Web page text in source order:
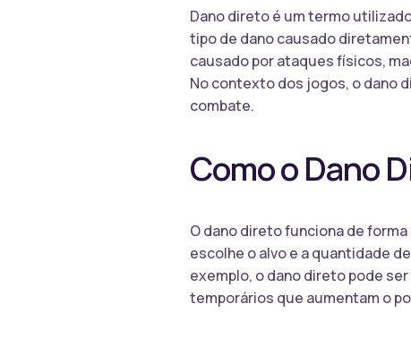
Dano direto é um termo
tipo de dano causado
causado por ataques físicos,
No contexto dos jogos, o dano
combate.
Como o Dano
O dano direto funciona de
escolhe o alvo e a quantidade
exemplo, o dano direto pode
temporários que aumentam o